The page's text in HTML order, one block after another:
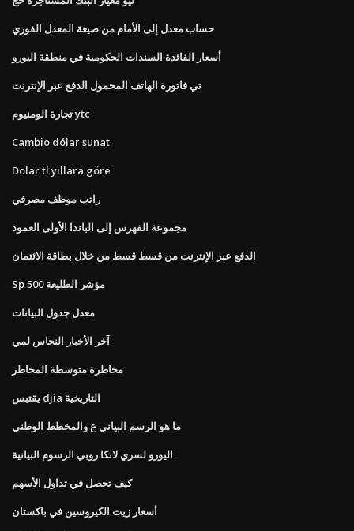
حساب معدل إلى الأمام من صيغة المعدل الفوري
أسعار الفائدة السندات الحكومية في منطقة اليورو
تي فاتورة الهاتف المحمول الدفع عبر الإنترنت
تجارة الومنيوم ytc
Cambio dólar sunat
Dolar tl yıllara göre
راتب موظف مصرفي
مجموعة الفهرس إلى الباندا الأولى العمود
الدفع عبر الإنترنت من قسط قسط من خلال بطاقة الائتمان
Sp 500 مؤشر الطليعة
معدل جدول البيانات
آخر الأخبار النحاس لمي
مخاطرة متوسطة المخاطر
يقتبس djia التاريخية
ما هو الرسم البياني ع والمخطط الوطني
اليورو لسري لانكا روبي الرسوم البيانية
كيف تحصل في تداول الأسهم
أسعار زيت الكيروسين في باكستان